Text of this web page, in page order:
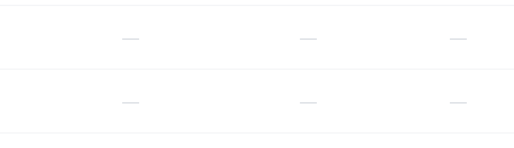
— — —
— — —